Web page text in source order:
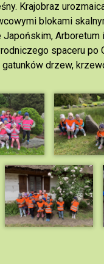
Krajobraz
blokami
Japońskim,
spaceru po
drzew,